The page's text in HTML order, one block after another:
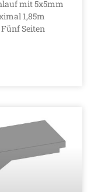
mit 5x5mm
1,85m
Seiten